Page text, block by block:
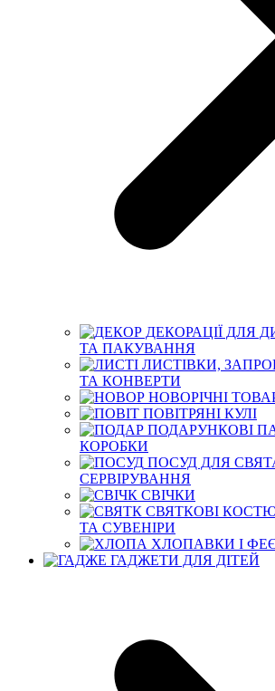
ДЕКОРАЦІЇ ДЛЯ
ТА ПАКУВАННЯ
ЛИСТІВКИ,
ТА КОНВЕРТИ
НОВОРІЧНІ
ПОВІТРЯНІ КУЛІ
ПОДАРУНКОВІ
КОРОБКИ
ПОСУД ДЛЯ
СЕРВІРУВАННЯ
СВІЧКИ
СВЯТКОВІ
ТА СУВЕНІРИ
ХЛОПАВКИ І
ГАДЖЕТИ ДЛЯ ДІТЕЙ